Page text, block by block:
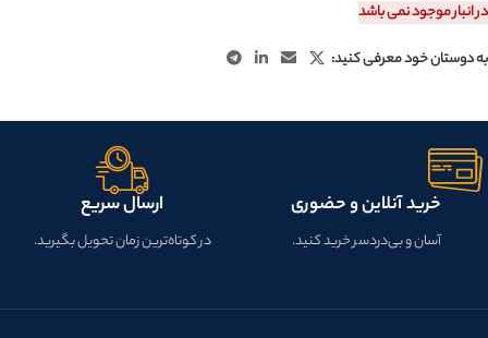
در انبار موجود نمی باشد
به دوستان خود معرفی کنید:
خرید آنلاین و حضوری
آسان و بی‌دردسر خرید کنید.
ارسال سریع
در کوتاه‌ترین زمان تحویل بگیرید.